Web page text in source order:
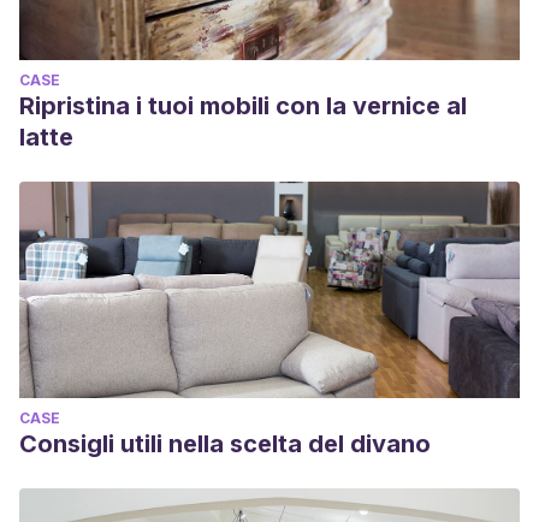
CASE
Ripristina i tuoi mobili con la vernice al
latte
CASE
Consigli utili nella scelta del divano